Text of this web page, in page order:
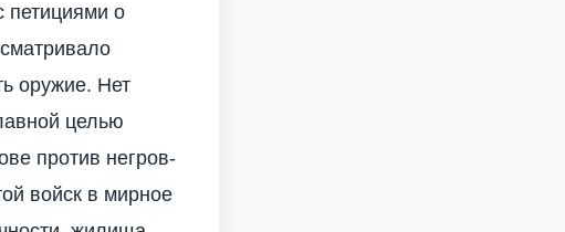
петициями о
оружие. Нет
целью
против негров-
войск в мирное